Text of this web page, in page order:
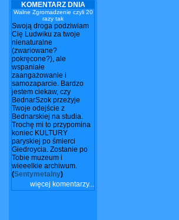
KOMENTARZ DNIA
Walne Zgromadzenie czyli 20
razy tak
Swoją droga podziwiam
Cię Ludwiku za twoje
nienaturalne
(zwariowane?
pokręcone?), ale
wspaniałe
zaangażowanie i
samozaparcie. Bardzo
jestem ciekaw, czy
BednarSzok przeżyje
Twoje odejście z
Bednarskiej na studia.
Trochę mi to przypomina
koniec KULTURY
paryskiej po śmierci
Giedroycia. Zostanie po
Tobie muzeum i
wieeelkie archiwum.
(Sentymetalny)
więcej komentarzy...